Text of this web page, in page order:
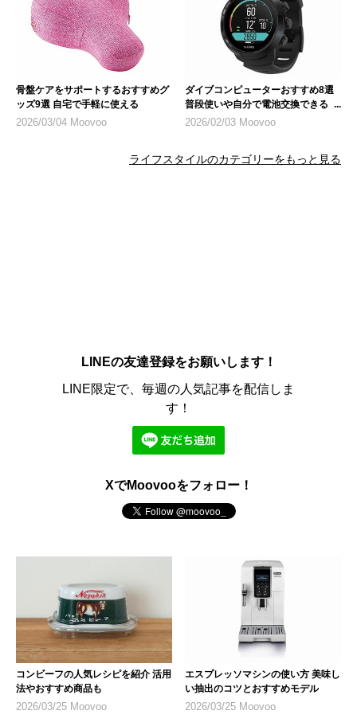
骨盤ケアをサポートするおすすめグ
ッズ9選 自宅で手軽に使える
2026/03/04 Moovoo
ダイブコンピューターおすすめ8選
普段使いや自分で電池交換できるモ
デルを紹介
2026/02/03 Moovoo
ライフスタイルのカテゴリーをもっと見る
LINEの友達登録をお願いします！
LINE限定で、毎週の人気記事を配信しま
す！
XでMoovooをフォロー！
コンビーフの人気レシピを紹介 活用
法やおすすめ商品も
2026/03/25 Moovoo
エスプレッソマシンの使い方 美味し
い抽出のコツとおすすめモデル
2026/03/25 Moovoo